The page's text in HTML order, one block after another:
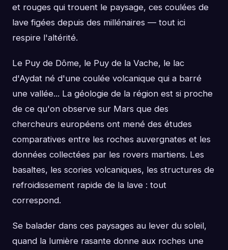
et rouges qui trouent le paysage, ces coulées de
lave figées depuis des millénaires — tout ici
respire l'altérité.
Le Puy de Dôme, le Puy de la Vache, le lac
d'Aydat né d'une coulée volcanique qui a barré
une vallée... La géologie de la région est si proche
de ce qu'on observe sur Mars que des
chercheurs européens ont mené des études
comparatives entre les roches auvergnates et les
données collectées par les rovers martiens. Les
basaltes, les scories volcaniques, les structures de
refroidissement rapide de la lave : tout
correspond.
Se balader dans ces paysages au lever du soleil,
quand la lumière rasante donne aux roches une